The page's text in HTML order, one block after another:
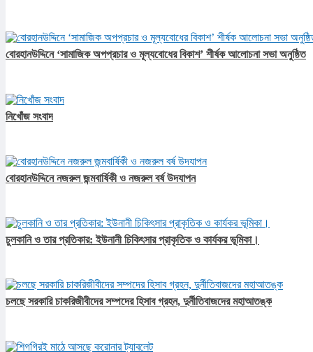
বোরহানউদ্দিনে ‘সামাজিক অপপ্রচার ও মূল্যবোধের বিকাশ’ শীর্ষক আলোচনা সভা অনুষ্ঠিত
নিখোঁজ সংবাদ
বোরহানউদ্দিনে নজরুল জন্মবার্ষিকী ও নজরুল বর্ষ উদযাপন
চুলকানি ও তার প্রতিকার: ইউনানী চিকিৎসার প্রাকৃতিক ও কার্যকর ভূমিকা।
চলছে সরকারি চাকরিজীবীদের সম্পদের হিসাব গ্রহন, দুর্নীতিবাজদের মহাআতঙ্ক